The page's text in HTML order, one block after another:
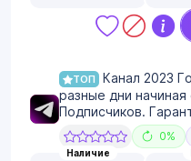
ТОП
Канал 2023
разные дни
Подписчиков.
0%
Наличие